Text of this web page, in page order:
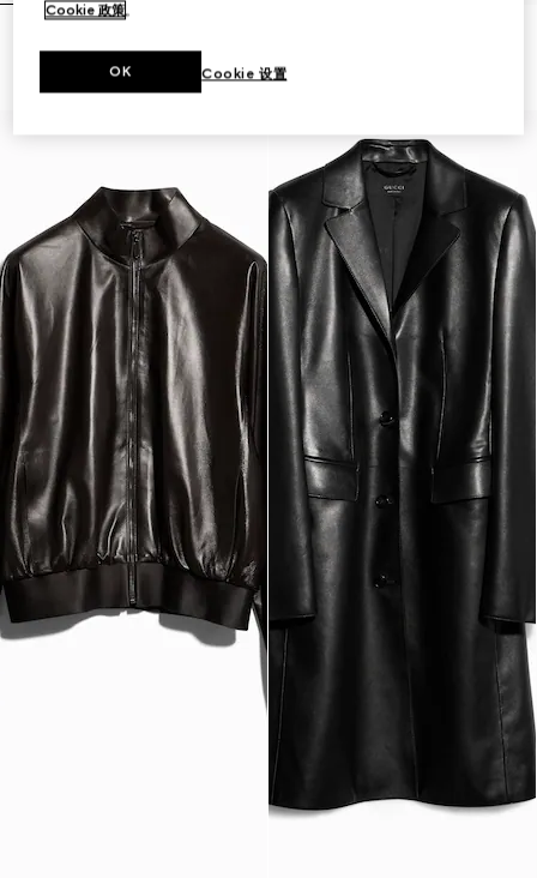
Cookie 政策。
Cookie 设置
OK